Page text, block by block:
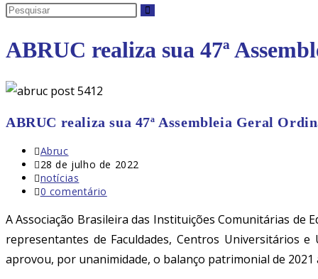
do
Pesquisar
site
ABRUC realiza sua 47ª
ABRUC realiza sua 47ª Assembleia Geral
Autor
do
post:
Abruc
Post
publicado:
28 de julho de 2022
Categoria
do
notícias
Comentários
post:
0 comentário
A Associação Brasileira das Instituições Comunitárias de
representantes de Faculdades, Centros Universitários
aprovou, por unanimidade, o balanço patrimonial de 2021